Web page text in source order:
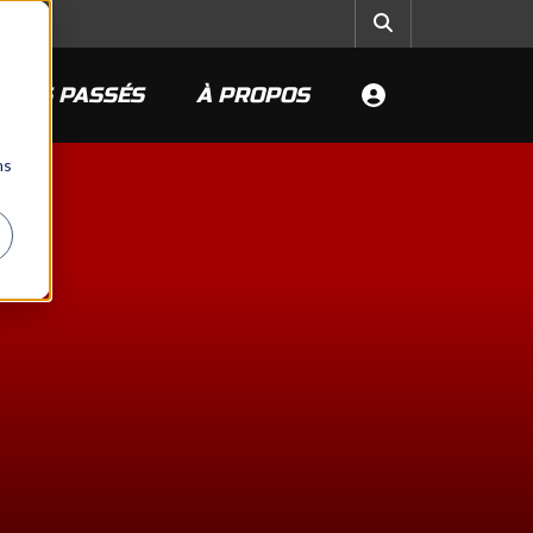
PASSÉS À PROPOS